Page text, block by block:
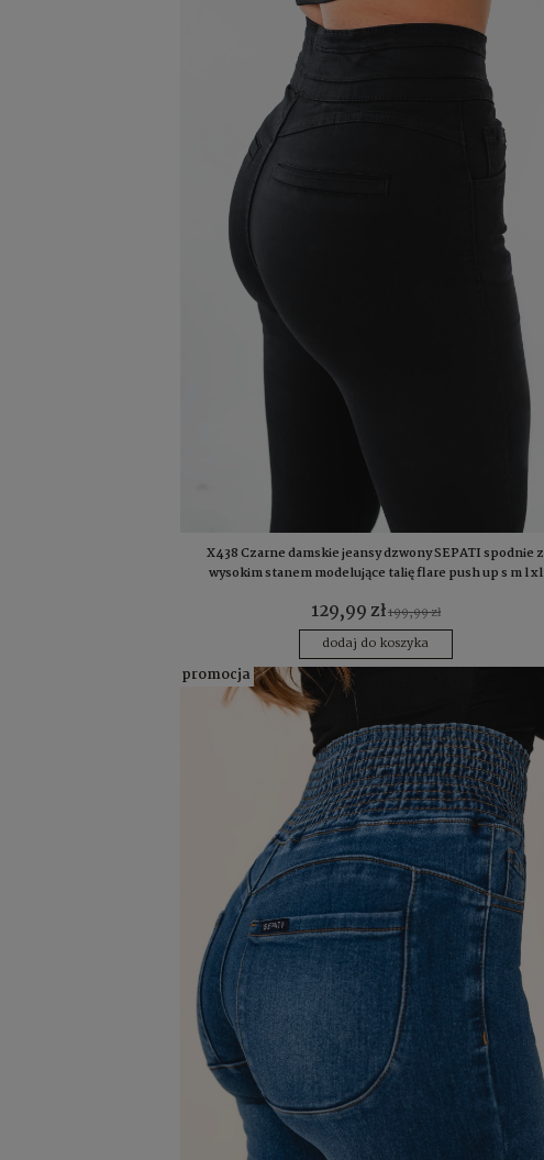
X438 Czarne damskie jeansy dzwony SEPATI spodnie z
wysokim stanem modelujące talię flare push up s m l xl
129,99 zł199,99 zł
dodaj do koszyka
promocja